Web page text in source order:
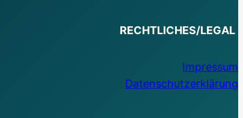
RECHTLICHES/LEGAL
Impressum
Datenschutzerklärung